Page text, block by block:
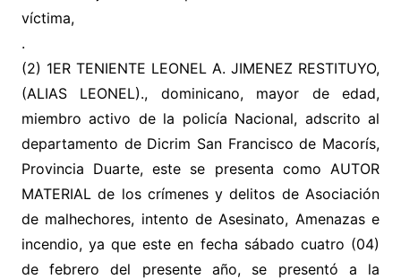
víctima,
.
(2) 1ER TENIENTE LEONEL A. JIMENEZ RESTITUYO,
(ALIAS LEONEL)., dominicano, mayor de edad,
miembro activo de la policía Nacional, adscrito al
departamento de Dicrim San Francisco de Macorís,
Provincia Duarte, este se presenta como AUTOR
MATERIAL de los crímenes y delitos de Asociación
de malhechores, intento de Asesinato, Amenazas e
incendio, ya que este en fecha sábado cuatro (04)
de febrero del presente año, se presentó a la